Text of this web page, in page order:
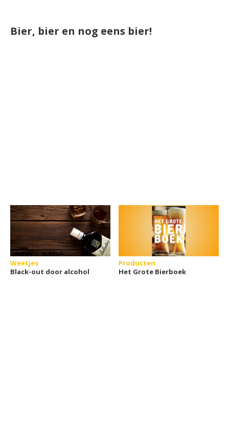
Bier, bier en nog eens bier!
Weetjes
Black-out door alcohol
Producten
Het Grote Bierboek